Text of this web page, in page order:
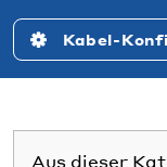
Kabel-
Aus dieser